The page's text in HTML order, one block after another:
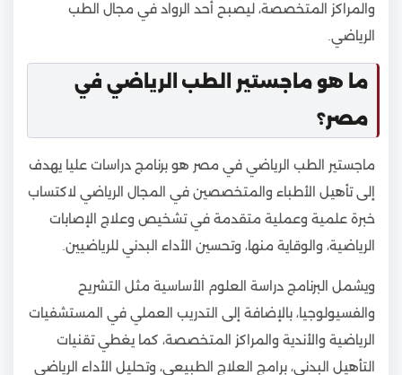
والمراكز المتخصصة، ليصبح أحد الرواد في مجال الطب
الرياضي.
ما هو ماجستير الطب الرياضي في
مصر؟
ماجستير الطب الرياضي في مصر هو برنامج دراسات عليا يهدف
إلى تأهيل الأطباء والمتخصصين في المجال الرياضي لاكتساب
خبرة علمية وعملية متقدمة في تشخيص وعلاج الإصابات
الرياضية، والوقاية منها، وتحسين الأداء البدني للرياضيين.
ويشمل البرنامج دراسة العلوم الأساسية مثل التشريح
والفسيولوجيا، بالإضافة إلى التدريب العملي في المستشفيات
الرياضية والأندية والمراكز المتخصصة، كما يغطي تقنيات
التأهيل البدني، برامج العلاج الطبيعي، وتحليل الأداء الرياضي